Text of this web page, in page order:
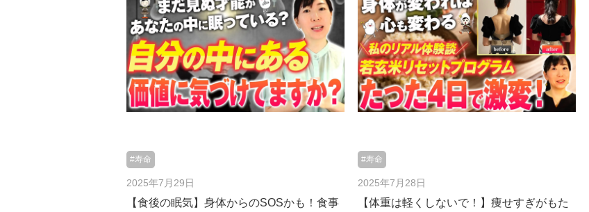
#寿命
2025年7月29日
【食後の眠気】身体からのSOSかも！食事
#寿命
2025年7月28日
【体重は軽くしないで！】痩せすぎがもた